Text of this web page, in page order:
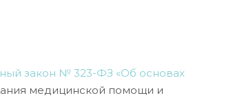
закон № 323-ФЗ «Об основах
медицинской помощи и